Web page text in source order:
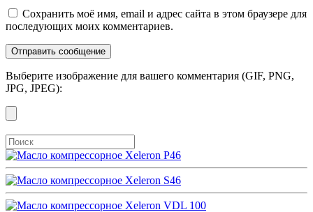
Сохранить моё имя, email и адрес сайта в этом браузере для
последующих моих комментариев.
Выберите изображение для вашего комментария (GIF, PNG,
JPG, JPEG):